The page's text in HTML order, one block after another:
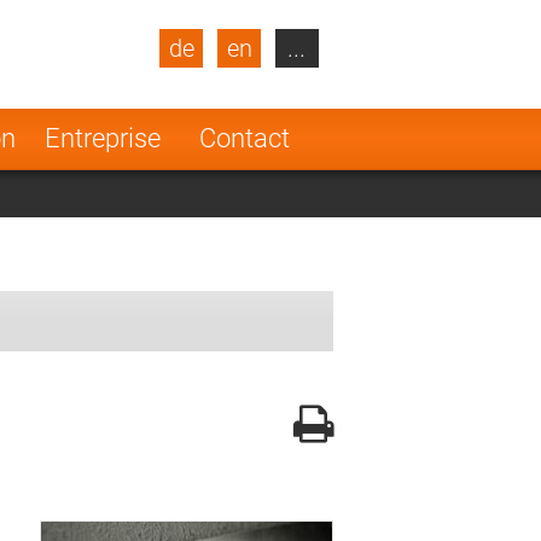
Entreprise Contact
de en
Turkey
Netherlands
...